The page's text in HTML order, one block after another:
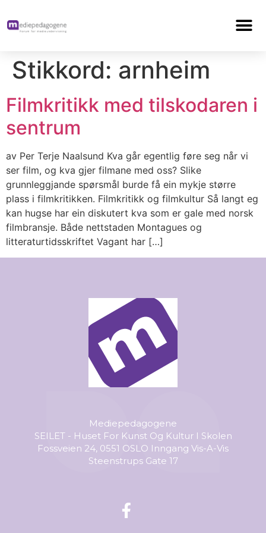
Stikkord: arnheim
Filmkritikk med tilskodaren i
sentrum
av Per Terje Naalsund Kva går egentlig føre seg når vi
ser film, og kva gjer filmane med oss? Slike
grunnleggjande spørsmål burde få ein mykje større
plass i filmkritikken. Filmkritikk og filmkultur Så langt eg
kan hugse har ein diskutert kva som er gale med norsk
filmbransje. Både nettstaden Montagues og
litteraturtidsskriftet Vagant har […]
Mediepedagogene
SEILET - Huset For Kunst Og Kultur I Skolen
Fossveien 24, 0551 OSLO Inngang Vis-A-Vis
Steenstrups Gate 17